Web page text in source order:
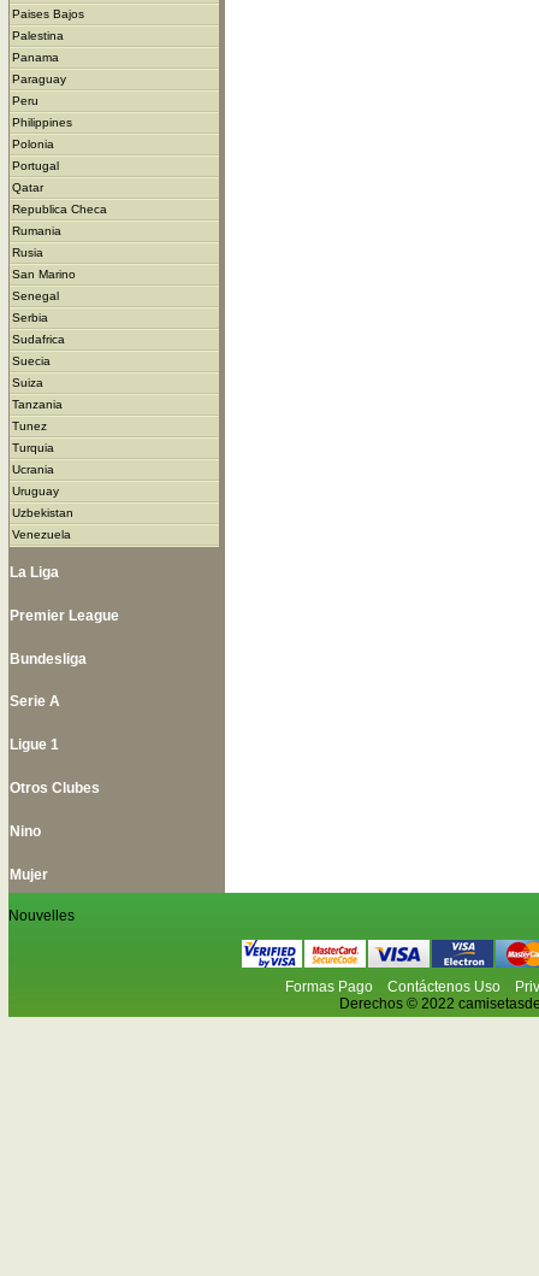
Paises Bajos
Palestina
Panama
Paraguay
Peru
Philippines
Polonia
Portugal
Qatar
Republica Checa
Rumania
Rusia
San Marino
Senegal
Serbia
Sudafrica
Suecia
Suiza
Tanzania
Tunez
Turquia
Ucrania
Uruguay
Uzbekistan
Venezuela
La Liga
Premier League
Bundesliga
Serie A
Ligue 1
Otros Clubes
Nino
Mujer
Nouvelles
Formas Pago Contáctenos Uso
Derechos © 2022